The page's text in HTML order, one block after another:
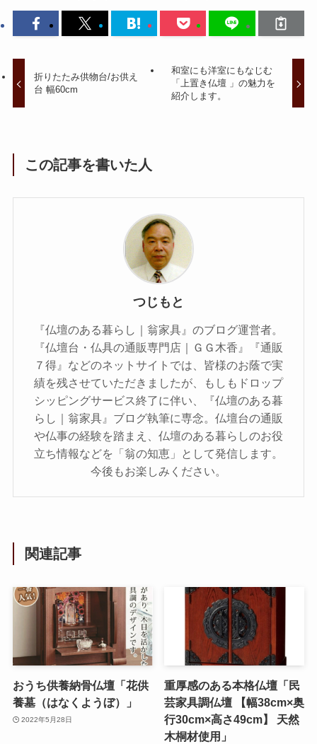
折りたたみ供物台/お供え
台 幅60cm
和室にも洋室にもなじむ
「上置き仏壇 」の魅力を
紹介します。
この記事を書いた人
つじもと
『仏壇のある暮らし｜翁家具』のブログ運営者。
『仏壇台・仏具の通販専門店｜ＧＧ木香』『通販
７得』などのネットサイトでは、皆様のお蔭で実
績を残させていただきましたが、もしもドロップ
シッピングサービス終了に伴い、『仏壇のある暮
らし｜翁家具』ブログ執筆に専念。仏壇台の通販
や仏事の経験を踏まえ、仏壇のある暮らしのお役
立ち情報などを「翁の知恵」として発信します。
今後もお楽しみください。
関連記事
おうち供養納骨仏壇「花供
養墓（はなくようぼ）」
2022年5月28日
重厚感のある本格仏壇「民
芸家具調仏壇 【幅38cm×奥
行30cm×高さ49cm】 天然
木桐材使用」